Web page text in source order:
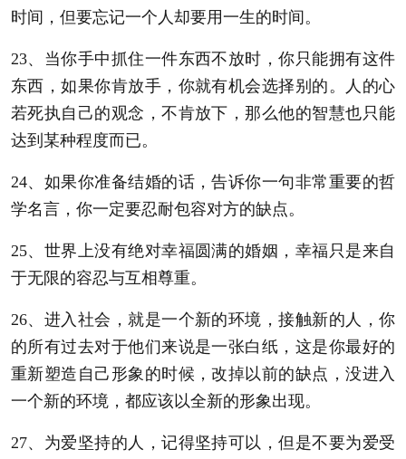
时间，但要忘记一个人却要用一生的时间。
23、当你手中抓住一件东西不放时，你只能拥有这件
东西，如果你肯放手，你就有机会选择别的。人的心
若死执自己的观念，不肯放下，那么他的智慧也只能
达到某种程度而已。
24、如果你准备结婚的话，告诉你一句非常重要的哲
学名言，你一定要忍耐包容对方的缺点。
25、世界上没有绝对幸福圆满的婚姻，幸福只是来自
于无限的容忍与互相尊重。
26、进入社会，就是一个新的环境，接触新的人，你
的所有过去对于他们来说是一张白纸，这是你最好的
重新塑造自己形象的时候，改掉以前的缺点，没进入
一个新的环境，都应该以全新的形象出现。
27、为爱坚持的人，记得坚持可以，但是不要为爱受